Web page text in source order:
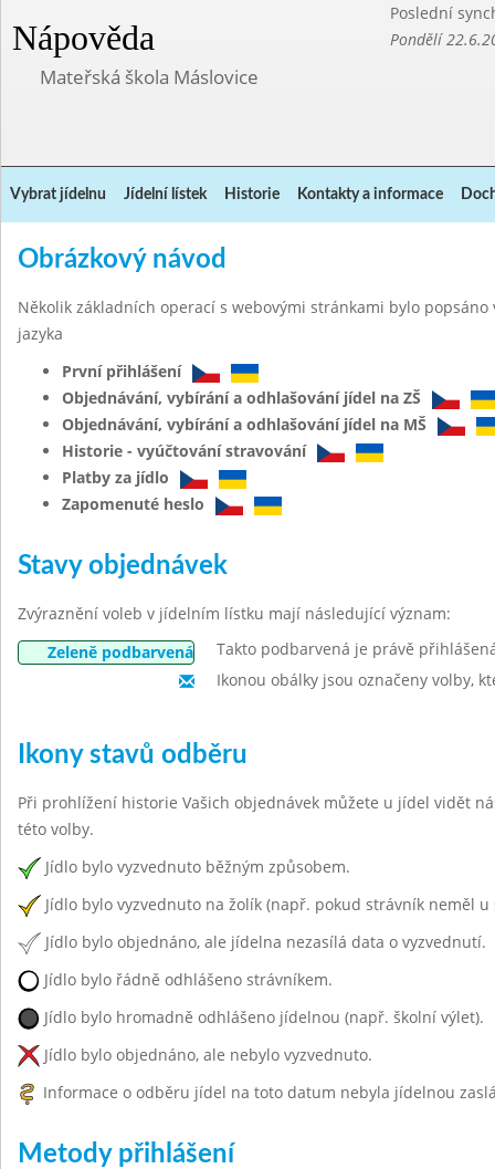
Nápověda
Poslední
Pondělí
Mateřská škola Máslovice
Vybrat jídelnu Jídelní lístek Historie Kontakty a informace
Obrázkový návod
Několik základních operací s webovými stránkami bylo
jazyka
První přihlášení
Objednávání, vybírání a odhlašování jídel na ZŠ
Objednávání, vybírání a odhlašování jídel na MŠ
Historie - vyúčtování stravování
Platby za jídlo
Zapomenuté heslo
Stavy objednávek
Zvýraznění voleb v jídelním lístku mají následující význam:
Zeleně podbarvená
Takto podbarvená je právě
Ikonou obálky jsou označeny volby,
Ikony stavů odběru
Při prohlížení historie Vašich objednávek můžete u jídel vidět
této volby.
Jídlo bylo vyzvednuto běžným způsobem.
Jídlo bylo vyzvednuto na žolík (např. pokud strávník neměl u
Jídlo bylo objednáno, ale jídelna nezasílá data o vyzvednutí.
Jídlo bylo řádně odhlášeno strávníkem.
Jídlo bylo hromadně odhlášeno jídelnou (např. školní výlet).
Jídlo bylo objednáno, ale nebylo vyzvednuto.
Informace o odběru jídel na toto datum nebyla jídelnou
Metody přihlášení